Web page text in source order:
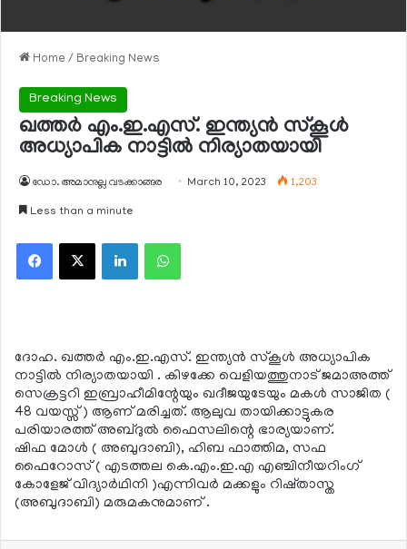
Home / Breaking News
Breaking News
ഖത്തര്‍ എം.ഇ.എസ്. ഇന്ത്യന്‍ സ്‌കൂള്‍
അധ്യാപിക നാട്ടില്‍ നിര്യാതയായി
ഡോ. അമാനുല്ല വടക്കാങ്ങര March 10, 2023 1,203
Less than a minute
Facebook
X LinkedInWhatsApp
ദോഹ. ഖത്തര്‍ എം.ഇ.എസ്. ഇന്ത്യന്‍ സ്‌കൂള്‍ അധ്യാപിക
നാട്ടില്‍ നിര്യാതയായി . കിഴക്കേ വെളിയത്തുനാട് ജമാഅത്ത്
സെക്രട്ടറി ഇബ്രാഹീമിന്റേയും ഖദീജയുടേയും മകള്‍ സാജിത (
48 വയസ്സ് ) ആണ് മരിച്ചത്. ആലുവ തായിക്കാട്ടുകര
പരിയാരത്ത് അബ്ദുല്‍ ഫൈസലിന്റെ ഭാര്യയാണ്.
ഷിഫ മോള്‍ ( അബുദാബി), ഹിബ ഫാത്തിമ, സഫ
ഫൈറോസ് ( എടത്തല കെ.എം.ഇ.എ എഞ്ചിനീയറിംഗ്
കോളേജ് വിദ്യാര്‍ഥിനി )എന്നിവര്‍ മക്കളും റിഷ്താസ്ത
(അബുദാബി) മരുമകനുമാണ് .